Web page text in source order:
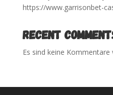
https://www.garrisonbet-
RECENT
Es sind keine Kommentare